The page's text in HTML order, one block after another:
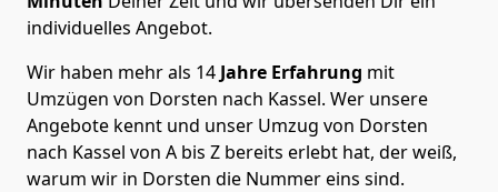
individuelles Angebot.
Wir haben mehr als 14 Jahre Erfahrung mit
Umzügen von Dorsten nach Kassel. Wer unsere
Angebote kennt und unser Umzug von Dorsten
nach Kassel von A bis Z bereits erlebt hat, der weiß,
warum wir in Dorsten die Nummer eins sind.